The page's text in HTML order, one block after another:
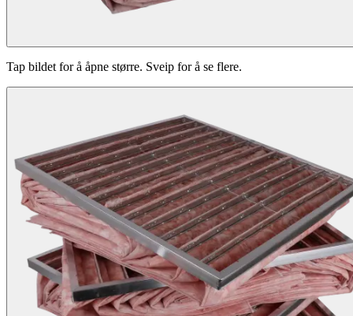
Tap bildet for å åpne større. Sveip for å se flere.